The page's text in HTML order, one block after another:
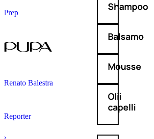
Shampoo
Balsamo
Mousse
Olii
capelli
Prep
Renato Balestra
Reporter
›